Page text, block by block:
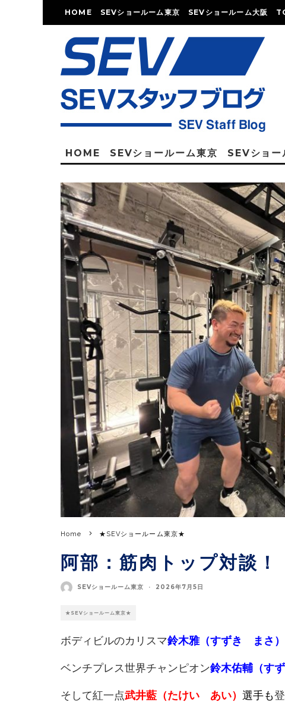
HOME SEVショールーム東京 SEVショールーム大阪
HOME SEVショールーム東京 SEVショー
Home ★SEVショールーム東京★
阿部：筋肉トップ対談！
SEVショールーム東京 · 2026年7月5日
★SEVショールーム東京★
ボディビルのカリスマ鈴木雅（すずき まさ）
ベンチプレス世界チャンピオン鈴木佑輔（す
そして紅一点武井藍（たけい あい） 選手も